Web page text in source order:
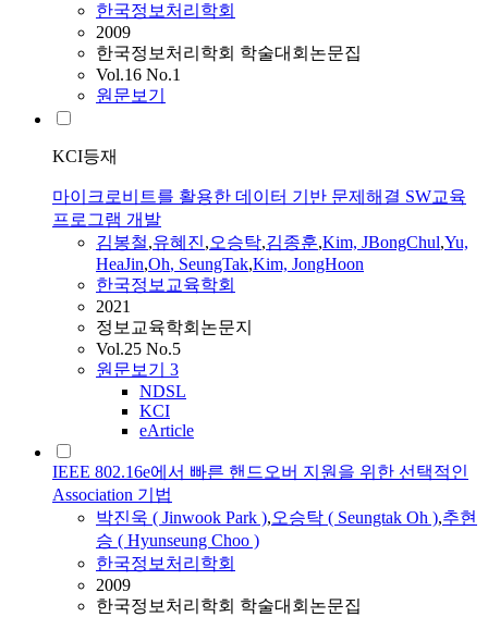
한국정보처리학회
2009
한국정보처리학회 학술대회논문집
Vol.16 No.1
원문보기
KCI등재
마이크로비트를 활용한 데이터 기반 문제해결 SW교육
프로그램 개발
김봉철,유혜진,오승탁,김종훈,Kim, JBongChul,Yu,
HeaJin,Oh, SeungTak,Kim, JongHoon
한국정보교육학회
2021
정보교육학회논문지
Vol.25 No.5
원문보기 3
NDSL
KCI
eArticle
IEEE 802.16e에서 빠른 핸드오버 지원을 위한 선택적인
Association 기법
박진욱 ( Jinwook Park ),오승탁 ( Seungtak Oh ),추현
승 ( Hyunseung Choo )
한국정보처리학회
2009
한국정보처리학회 학술대회논문집